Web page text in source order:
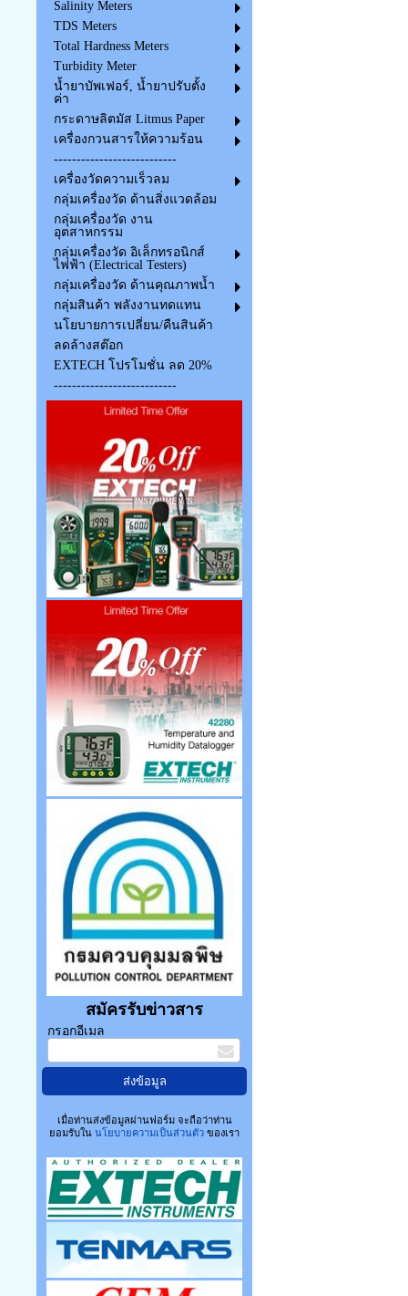
Salinity Meters
TDS Meters
Total Hardness Meters
Turbidity Meter
น้ำยาบัพเฟอร์, น้ำยาปรับตั้ง
ค่า
กระดาษลิตมัส Litmus Paper
เครื่องกวนสารให้ความร้อน
---------------------------
เครื่องวัดความเร็วลม
กลุ่มเครื่องวัด ด้านสิ่งแวดล้อม
กลุ่มเครื่องวัด งาน
อุตสาหกรรม
กลุ่มเครื่องวัด อิเล็กทรอนิกส์
ไฟฟ้า (Electrical Testers)
กลุ่มเครื่องวัด ด้านคุณภาพน้ำ
กลุ่มสินค้า พลังงานทดแทน
นโยบายการเปลี่ยน/คืนสินค้า
ลดล้างสต๊อก
EXTECH โปรโมชั่น ลด 20%
---------------------------
สมัครรับข่าวสาร
กรอกอีเมล
เมื่อท่านส่งข้อมูลผ่านฟอร์ม จะถือว่าท่าน
ยอมรับใน นโยบายความเป็นส่วนตัวของเรา